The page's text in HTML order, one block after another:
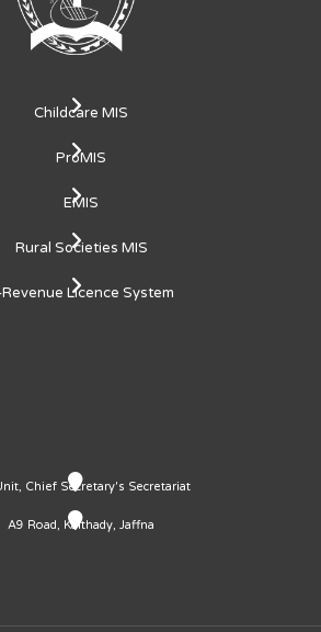
Childcare MIS
ProMIS
EMIS
Rural Societies MIS
Licence System
Chief Secretary's Secretariat
A9 Road, Kaithady, Jaffna